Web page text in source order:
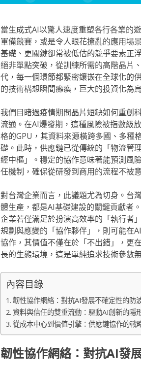
當生成式AI以驚人速度重塑各行各業的
軍備競賽，或是令人眼花撩亂的應用場
基礎、更關鍵卻常被低估的競爭要素正
絕非單點突破，從訓練所需的高階晶片
代，每一個環節都緊密鑲嵌在全球化的
的技術構想瞬間癱瘓，巨大的投資化為
我們目睹過疫情期間晶片短缺如何重創
流通。在AI爆發期，這種風險被指數級
格的GPU，其資料來源橫跨多國、多種
礎。此時，供應鏈已從傳統的「物流管
經中樞」。穩定的協作意味著能預測風
任機制，確保從研發到商用的流程不被
對台灣企業而言，此議題尤為切身。台
體生產，都是AI基礎建設的關鍵貢獻者
企業若僅滿足於扮演高效率的「執行者
規劃與應變的「協作夥伴」，則可能在
協作，其價值不僅在於「不出錯」，更
長的生態環境，這是單純追求技術參數
內容目錄
韌性協作網絡：對抗AI發展不確定性的防
資料與信任的雙重流動：驅動AI創新的隱
從成本中心到價值引擎：供應鏈協作的戰
韌性協作網絡：對抗AI發